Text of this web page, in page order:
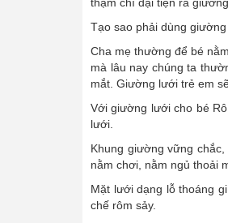
Tạo sao phải dùng
Cha mẹ thường để bé
mà lâu nay chúng ta
mắt. Giường lưới trẻ em
Với giường lưới cho bé
lưới.
Khung giường vững
nằm chơi, nằm ngủ thoải
Mặt lưới dạng lỗ thoáng
chế rôm sảy.